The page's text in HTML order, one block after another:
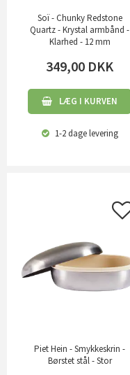
Soï - Chunky Redstone
Quartz - Krystal armbånd -
Klarhed - 12 mm
349,00 DKK
LÆG I KURVEN
1-2 dagelevering
Piet Hein - Smykkeskrin -
Børstet stål - Stor